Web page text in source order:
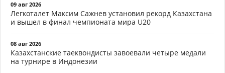
09 авг 2026
Легкоталет Максим Сажнев установил рекорд Казахстана
и вышел в финал чемпионата мира U20
08 авг 2026
Казахстанские таеквондисты завоевали четыре медали
на турнире в Индонезии